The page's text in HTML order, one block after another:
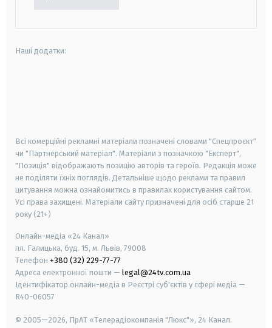
Наші додатки:
Всі комерційні рекламні матеріали позначені словами "Спецпроєкт"
чи "Партнерський матеріал". Матеріали з позначкою "Експерт",
"Позиція" відображають позицію авторів та героїв. Редакція може
не поділяти їхніх поглядів. Детальніше щодо реклами та правил
цитування можна ознайомитись в правилах користування сайтом.
Усі права захищені. Матеріали сайту призначені для осіб старше 21
року (21+)
Онлайн-медіа «24 Канал»
пл. Галицька, буд. 15, м. Львів, 79008
Телефон +380 (32) 229-77-77
Адреса електронної пошти — legal@24tv.com.ua
Ідентифікатор онлайн-медіа в Реєстрі суб'єктів у сфері медіа —
R40-06057
© 2005—2026, ПрАТ «Телерадіокомпанія "Люкс"», 24 Канал.